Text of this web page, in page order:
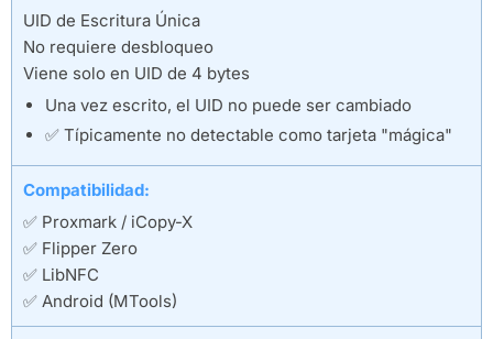
UID de Escritura Única
No requiere desbloqueo
Viene solo en UID de 4 bytes
Una vez escrito, el UID no puede ser cambiado
✅ Típicamente no detectable como tarjeta "mágica"
Compatibilidad:
✅ Proxmark / iCopy-X
✅ Flipper Zero
✅ LibNFC
✅ Android (MTools)